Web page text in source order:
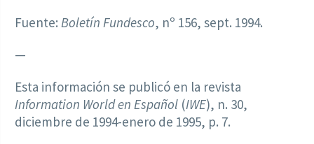
Fuente: Boletín Fundesco, nº 156, sept. 1994.
—
Esta información se publicó en la revista
Information World en Español (IWE), n. 30,
diciembre de 1994-enero de 1995, p. 7.